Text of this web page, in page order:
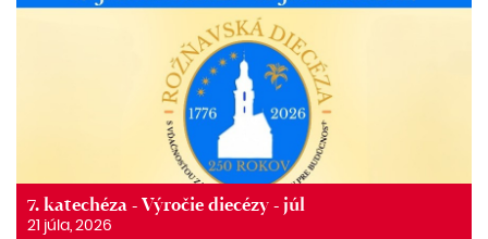
7. katechéza - Výročie diecézy - júl
21 júla, 2026